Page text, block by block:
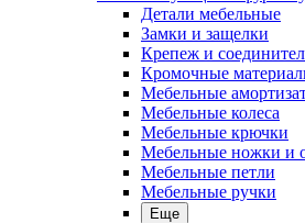
Детали мебельные
Замки и защелки
Крепеж и
Кромочные
Мебельные
Мебельные колеса
Мебельные крючки
Мебельные ножки и
Мебельные петли
Мебельные ручки
Еще